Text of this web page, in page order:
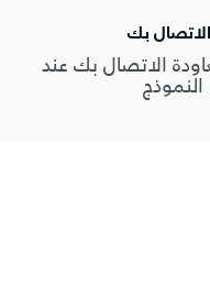
بك
الاتصال بك عند